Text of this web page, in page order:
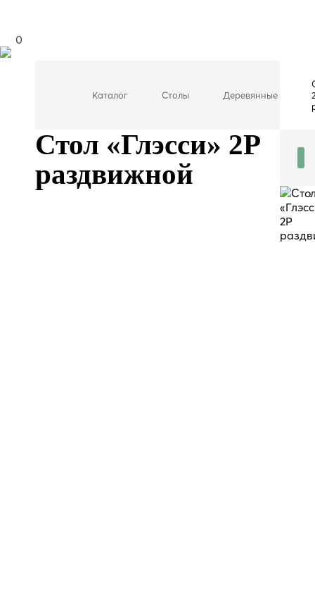
0
Каталог Столы Деревянные
Стол «Глэсси» 2Р
раздвижной